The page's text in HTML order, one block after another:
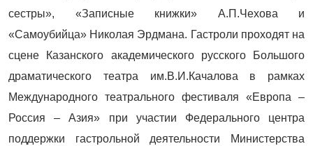
сестры», «Записные книжки» А.П.Чехова и
«Самоубийца» Николая Эрдмана. Гастроли проходят на
сцене Казанского академического русского Большого
драматического театра им.В.И.Качалова в рамках
Международного театрального фестиваля «Европа –
Россия – Азия» при участии Федерального центра
поддержки гастрольной деятельности Министерства